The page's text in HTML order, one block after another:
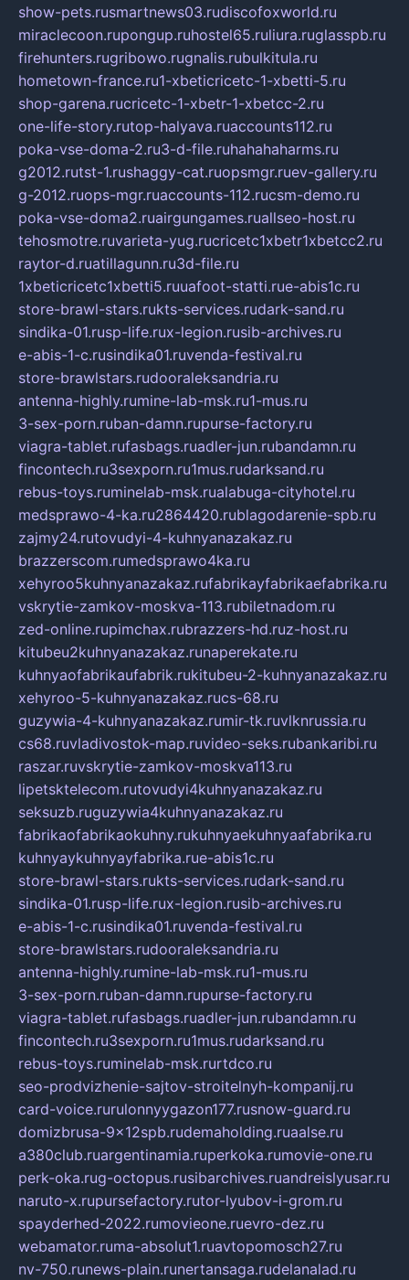
show-pets.rusmartnews03.rudiscofoxworld.ru
miraclecoon.rupongup.ruhostel65.ruliura.ruglasspb.ru
firehunters.rugribowo.rugnalis.rubulkitula.ru
hometown-france.ru1-xbeticricetc-1-xbetti-5.ru
shop-garena.rucricetc-1-xbetr-1-xbetcc-2.ru
one-life-story.rutop-halyava.ruaccounts112.ru
poka-vse-doma-2.ru3-d-file.ruhahahaharms.ru
g2012.rutst-1.rushaggy-cat.ruopsmgr.ruev-gallery.ru
g-2012.ruops-mgr.ruaccounts-112.rucsm-demo.ru
poka-vse-doma2.ruairgungames.ruallseo-host.ru
tehosmotre.ruvarieta-yug.rucricetc1xbetr1xbetcc2.ru
raytor-d.ruatillagunn.ru3d-file.ru
1xbeticricetc1xbetti5.ruuafoot-statti.rue-abis1c.ru
store-brawl-stars.rukts-services.rudark-sand.ru
sindika-01.rusp-life.rux-legion.rusib-archives.ru
e-abis-1-c.rusindika01.ruvenda-festival.ru
store-brawlstars.rudooraleksandria.ru
antenna-highly.rumine-lab-msk.ru1-mus.ru
3-sex-porn.ruban-damn.rupurse-factory.ru
viagra-tablet.rufasbags.ruadler-jun.rubandamn.ru
fincontech.ru3sexporn.ru1mus.rudarksand.ru
rebus-toys.ruminelab-msk.rualabuga-cityhotel.ru
medsprawo-4-ka.ru2864420.rublagodarenie-spb.ru
zajmy24.rutovudyi-4-kuhnyanazakaz.ru
brazzerscom.rumedsprawo4ka.ru
xehyroo5kuhnyanazakaz.rufabrikayfabrikaefabrika.ru
vskrytie-zamkov-moskva-113.rubiletnadom.ru
zed-online.rupimchax.rubrazzers-hd.ruz-host.ru
kitubeu2kuhnyanazakaz.runaperekate.ru
kuhnyaofabrikaufabrik.rukitubeu-2-kuhnyanazakaz.ru
xehyroo-5-kuhnyanazakaz.rucs-68.ru
guzywia-4-kuhnyanazakaz.rumir-tk.ruvlknrussia.ru
cs68.ruvladivostok-map.ruvideo-seks.rubankaribi.ru
raszar.ruvskrytie-zamkov-moskva113.ru
lipetsktelecom.rutovudyi4kuhnyanazakaz.ru
seksuzb.ruguzywia4kuhnyanazakaz.ru
fabrikaofabrikaokuhny.rukuhnyaekuhnyaafabrika.ru
kuhnyaykuhnyayfabrika.rue-abis1c.ru
store-brawl-stars.rukts-services.rudark-sand.ru
sindika-01.rusp-life.rux-legion.rusib-archives.ru
e-abis-1-c.rusindika01.ruvenda-festival.ru
store-brawlstars.rudooraleksandria.ru
antenna-highly.rumine-lab-msk.ru1-mus.ru
3-sex-porn.ruban-damn.rupurse-factory.ru
viagra-tablet.rufasbags.ruadler-jun.rubandamn.ru
fincontech.ru3sexporn.ru1mus.rudarksand.ru
rebus-toys.ruminelab-msk.rurtdco.ru
seo-prodvizhenie-sajtov-stroitelnyh-kompanij.ru
card-voice.rurulonnyygazon177.rusnow-guard.ru
domizbrusa-9x12spb.rudemaholding.ruaalse.ru
a380club.ruargentinamia.ruperkoka.rumovie-one.ru
perk-oka.rug-octopus.rusibarchives.ruandreislyusar.ru
naruto-x.rupursefactory.rutor-lyubov-i-grom.ru
spayderhed-2022.rumovieone.ruevro-dez.ru
webamator.ruma-absolut1.ruavtopomosch27.ru
nv-750.runews-plain.runertansaga.rudelanalad.ru